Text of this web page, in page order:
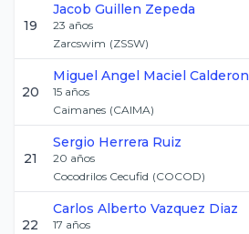
19
Jacob Guillen Zepeda
23 años
Zarcswim (ZSSW)
20
Miguel Angel Maciel Calderon
15 años
Caimanes (CAIMA)
21
Sergio Herrera Ruiz
20 años
Cocodrilos Cecufid (COCOD)
22
Carlos Alberto Vazquez Diaz
17 años